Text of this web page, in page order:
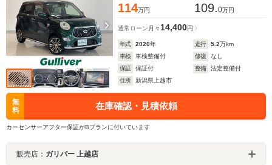
114万円 109.0万円
通常ローン 月々 14,400円
年式 2020年 走行 5.2万km
車検
車検整備付 修復
なし
保証
保証付 整備
法定整備付
住所
新潟県上越市
無
料
在庫確認・見積依頼
カーセンサーアフター保証がBプランに付いています
販売店： ガリバー 上越店